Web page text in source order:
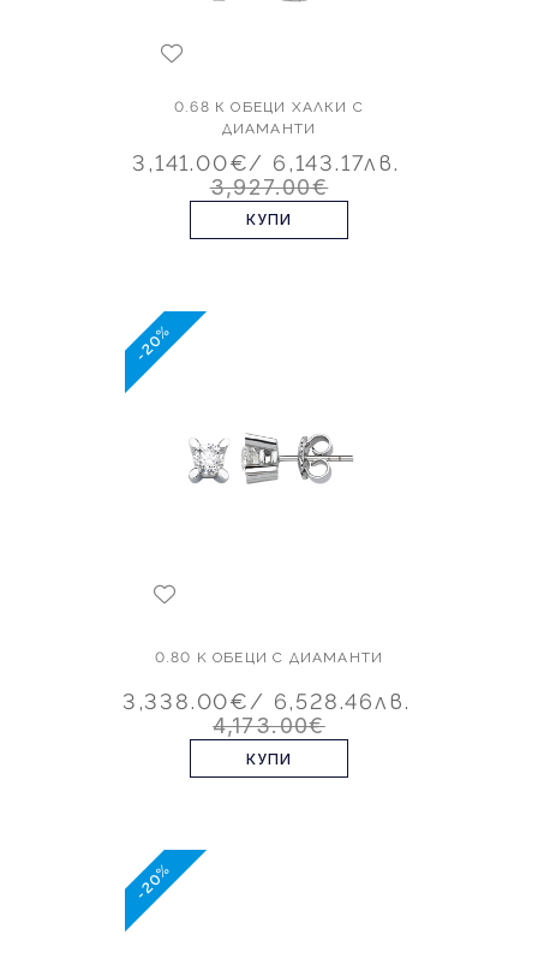
0.68 К ОБЕЦИ ХАЛКИ С
ДИАМАНТИ
3,141.00€/ 6,143.17лв.
3,927.00€
КУПИ
-20%
0.80 K ОБЕЦИ С ДИАМАНТИ
3,338.00€/ 6,528.46лв.
4,173.00€
КУПИ
-20%